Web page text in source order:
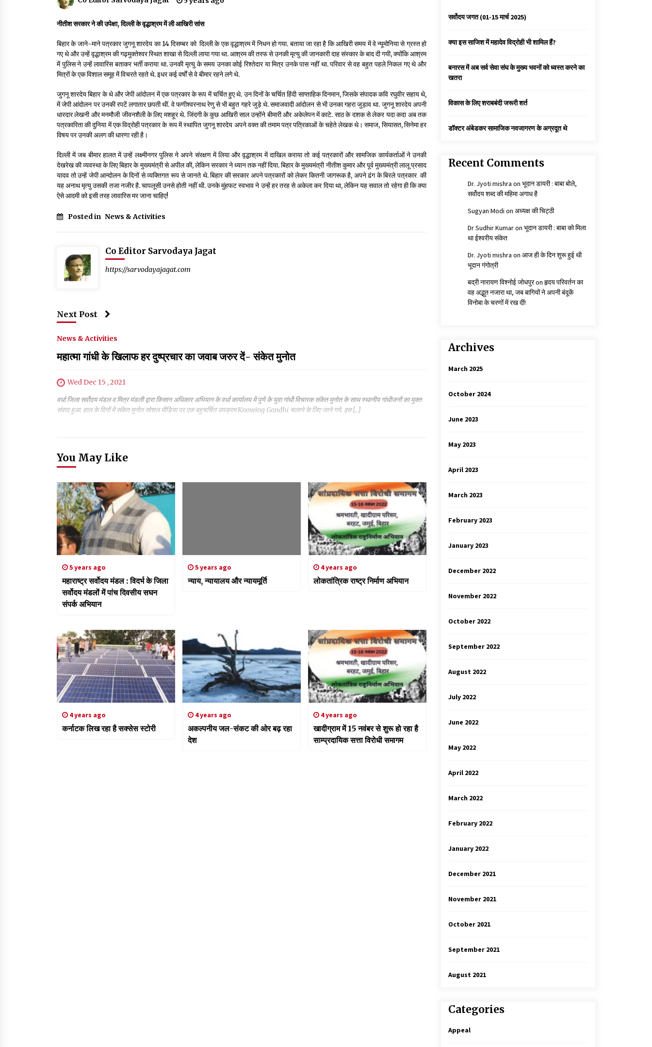
गांधी के रास्ते ही वैश्विक समस्याओं का समाधान सम्भव
3 years ago
पीवी राजगोपाल को जापान का निवानो शांति पुरस्कार
3 years ago
कैसे बचायें बच्चों का मन?
दस्तावेज
3 years ago
चाहिए
3 years ago
नीतीश सरकार ने कीउपेक्षा, दिल्ली के वृद्धाश्रम में ली आखिरी सांस
बिहार के जाने-माने पत्रकार जुगनू शारदेय का 14 दिसम्बर को दिल्ली के एक वृद्धाश्रम में निधन हो गया. बताया जा रहा है कि आखिरी समय में वे न्यूमोनिया से ग्रस्त हो
गए थे और उन्हें वृद्धाश्रम की गढ़मुक्तेश्वर स्थित शाखा से दिल्ली लाया गया था. आश्रम की तरफ से उनकी मृत्यु की जानकारी दाह संस्कार के बाद दी गयी, क्योंकि आश्रम
में पुलिस ने उन्हें लावारिस बताकर भर्ती कराया था. उनकी मृत्यु के समय उनका कोई रिश्तेदार या मित्र उनके पास नहीं था. परिवार से वह बहुत पहले निकल गए थे और
मित्रों के एक विशाल समूह में विचरते रहते थे. इधर कई वर्षों से वे बीमार रहने लगे थे.
जुगनू शारदेय बिहार के थे और जेपी आंदोलन में एक पत्रकार के रूप में चर्चित हुए थे. उन दिनों के चर्चित हिंदी साप्ताहिक दिनमान, जिसके संपादक कवि रघुवीर सहाय थे,
में जेपी आंदोलन पर उनकी रपटें लगातार छपती थीं. वे फणीश्वरनाथ रेणु से भी बहुत गहरे जुड़े थे. समाजवादी आंदोलन से भी उनका गहरा जुड़ाव था. जुगनू शारदेय अपनी
धारदार लेखनी और मनमौजी जीवनशैली के लिए मशहूर थे. जिंदगी के कुछ आखिरी साल उन्होंने बीमारी और अकेलेपन में काटे. साठ के दशक से लेकर यदा कदा अब तक
पत्रकारिता की दुनिया में एक विद्रोही पत्रकार के रूप में स्थापित जुगनू शारदेय अपने वक्त की तमाम पत्र पत्रिकाओं के चहेते लेखक थे। समाज, सियासत, सिनेमा हर
विषय पर उनकी अलग की धारणा रही है।
दिल्ली में जब बीमार हालत में उन्हें लक्ष्मीनगर पुलिस ने अपने संरक्षण में लिया और वृद्धाश्रम में दाखिल कराया तो कई पत्रकारों और सामजिक कार्यकर्ताओं ने उनकी
देखरेख की व्यवस्था के लिए बिहार के मुख्यमंत्री से अपील की, लेकिन सरकार ने ध्यान तक नहीं दिया. बिहार के मुख्यमंत्री नीतीश कुमार और पूर्व मुख्यमंत्री लालू प्रसाद
यादव तो उन्हें जेपी आन्दोलन के दिनों से व्यक्तिगत रूप से जानते थे. बिहार की सरकार अपने पत्रकारों को लेकर कितनी जागरूक है, अपने ढंग के बिरले पत्रकार की
यह अनाथ मृत्यु उसकी तजा नजीर है. चापलूसी उनसे होती नहीं थी. उनके मुंहफट स्वभाव ने उन्हें हर तरह से अकेला कर दिया था, लेकिन यह सवाल तो रहेगा ही कि क्या
ऐसे आदमी को इसी तरह लावारिस मर जाना चाहिए!
Posted in News & Activities
Co Editor Sarvodaya Jagat
https://sarvodayajagat.com
Next Post
News & Activities
महात्मा गांधी के खिलाफ हर दुष्प्रचार का जवाब जरुर दें- संकेत मुनोत
Wed Dec 15 , 2021
वर्धा जिला सर्वोदय मंडल व मित्र मंडली द्वारा किसान अधिकार अभियान के वर्धा कार्यालय में पुणे के युवा गांधी विचारक संकेत मुनोत के साथ स्थानीय गांधीजनों का मुक्त
संवाद हुआ. हाल के दिनों में संकेत मुनोत सोशल मीडिया पर एक बहुचर्चित उपक्रम Knowing Gandhi चलाने के लिए जाने गये. इस […]
You May Like
5 years ago
महाराष्ट्र सर्वोदय मंडल : विदर्भ के जिला
सर्वोदय मंडलों में पांच दिवसीय सघन
संपर्क अभियान
5 years ago
न्याय, न्यायालय और न्यायमूर्ति
4 years ago
लोकतांत्रिक राष्ट्र निर्माण अभियान
4 years ago
कर्नाटक लिख रहा है सक्सेस स्टोरी
4 years ago
अकल्पनीय जल-संकट की ओर बढ़ रहा
देश
4 years ago
खादीग्राम में 15 नवंबर से शुरू हो रहा है
साम्प्रदायिक सत्ता विरोधी समागम
सर्वोदय जगत (01-15 मार्च 2025)
क्या इस साजिश में महादेव विद्रोही भी शामिल हैं?
बनारस में अब सर्व सेवा संघ के मुख्य भवनों को ध्वस्त करने का
खतरा
विकास के लिए शराबबंदी जरूरी शर्त
डॉक्टर अंबेडकर सामाजिक नवजागरण के अग्रदूत थे
Recent Comments
Dr. Jyoti mishra on भूदान डायरी : बाबा बोले,
सर्वोदय शब्द की महिमा अगाध है
Sugyan Modi on अध्यक्ष की चिट्ठी
Dr Sudhir Kumaron भूदान डायरी : बाबा को मिला
था ईश्वरीय संकेत
Dr. Jyoti mishra on आज ही के दिन शुरू हुई थी
भूदान गंगोत्री
बद्री नारायण विश्नोई जोधपुरon हृदय परिवर्तन का
वह अद्भुत नजारा था, जब बागियों ने अपनी बंदूकें
विनोबा के चरणों में रख दीं!
Archives
March 2025
October 2024
June 2023
May 2023
April 2023
March 2023
February 2023
January 2023
December 2022
November 2022
October 2022
September 2022
August 2022
July 2022
June 2022
May 2022
April 2022
March 2022
February 2022
January 2022
December 2021
November 2021
October 2021
September 2021
August 2021
Categories
Appeal